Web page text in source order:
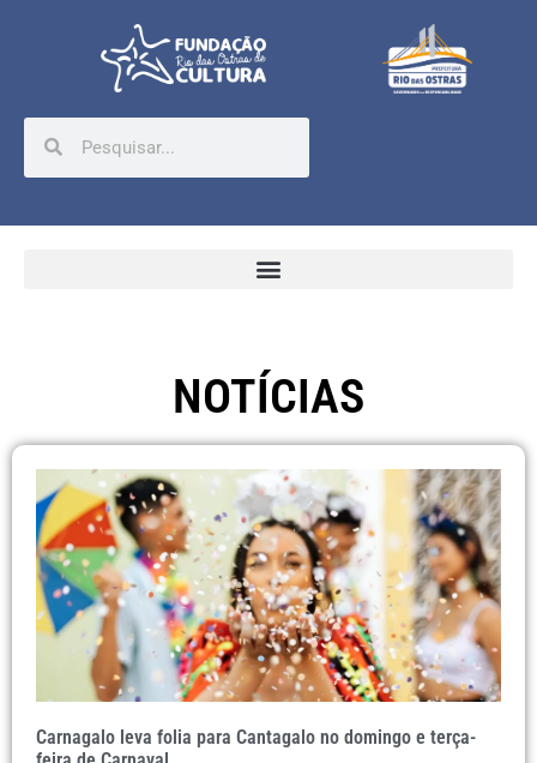
NOTÍCIAS
Carnagalo leva folia para Cantagalo no domingo e terça-